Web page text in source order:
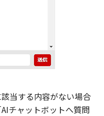
当する内容がない場合
チャットボットへ質問